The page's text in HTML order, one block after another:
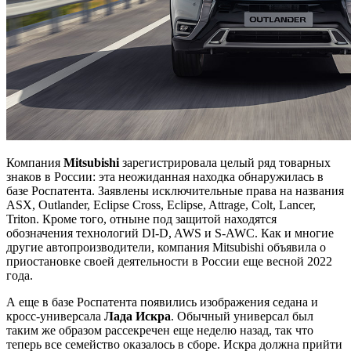
Компания Mitsubishiзарегистрировала целый ряд товарных
знаков в России: эта неожиданная находка обнаружилась в
базе Роспатента. Заявлены исключительные права на названия
ASX, Outlander, Eclipse Cross, Eclipse, Attrage, Colt, Lancer,
Triton. Кроме того, отныне под защитой находятся
обозначения технологий DI-D, AWS и S-AWC. Как и многие
другие автопроизводители, компания Mitsubishi объявила о
приостановке своей деятельности в России еще весной 2022
года.
А еще в базе Роспатента появились изображения седана и
кросс-универсала Лада Искра. Обычный универсал был
таким же образом рассекречен еще неделю назад, так что
теперь все семейство оказалось в сборе. Искра должна прийти